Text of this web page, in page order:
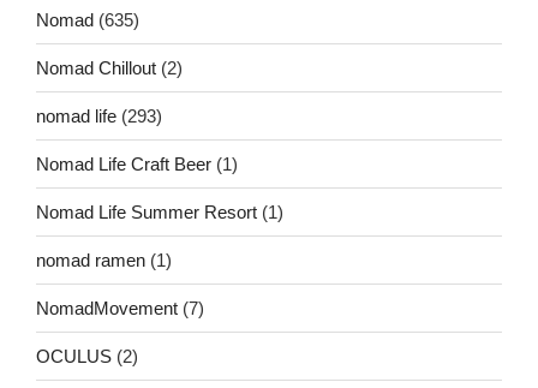
Nomad (635)
Nomad Chillout (2)
nomad life (293)
Nomad Life Craft Beer (1)
Nomad Life Summer Resort (1)
nomad ramen (1)
NomadMovement (7)
OCULUS (2)